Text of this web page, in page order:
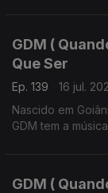
GDM (
Que Ser
Ep. 139
16 jul.
Nascido em
GDM tem a
GDM (